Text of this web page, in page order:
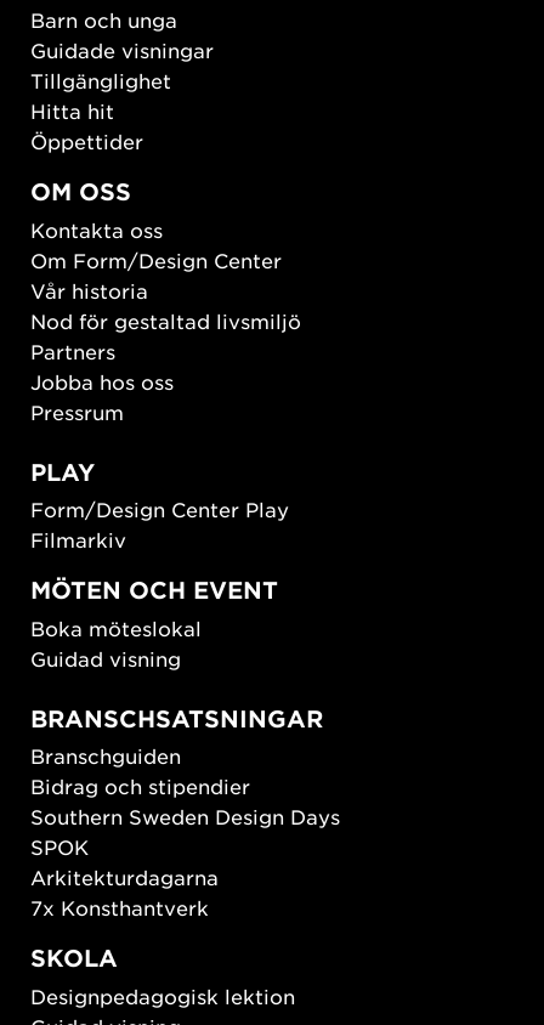
Barn och unga
Guidade visningar
Tillgänglighet
Hitta hit
Öppettider
OM OSS
Kontakta oss
Om Form/Design Center
Vår historia
Nod för gestaltad livsmiljö
Partners
Jobba hos oss
Pressrum
PLAY
Form/Design Center Play
Filmarkiv
MÖTEN OCH EVENT
Boka möteslokal
Guidad visning
BRANSCHSATSNINGAR
Branschguiden
Bidrag och stipendier
Southern Sweden Design Days
SPOK
Arkitekturdagarna
7x Konsthantverk
SKOLA
Designpedagogisk lektion